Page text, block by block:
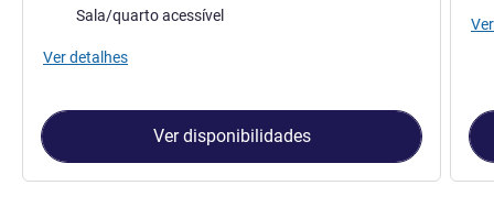
Sala/quarto acessível
Ver detalhes
Ver disponibilidades